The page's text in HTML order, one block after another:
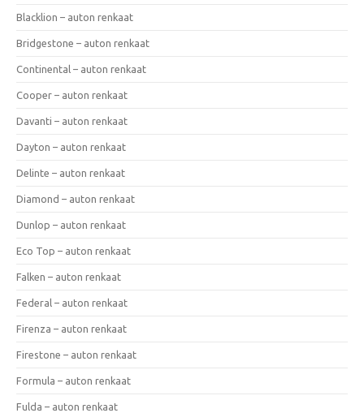
Blacklion – auton renkaat
Bridgestone – auton renkaat
Continental – auton renkaat
Cooper – auton renkaat
Davanti – auton renkaat
Dayton – auton renkaat
Delinte – auton renkaat
Diamond – auton renkaat
Dunlop – auton renkaat
Eco Top – auton renkaat
Falken – auton renkaat
Federal – auton renkaat
Firenza – auton renkaat
Firestone – auton renkaat
Formula – auton renkaat
Fulda – auton renkaat